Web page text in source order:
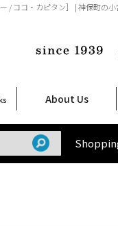
/ ココ・カピタン］ | 神保町の小
About Us
店舗案内
Shop Infomation
ご注文について
How to Order
特定商取引法に関す
プライバシーポリシー